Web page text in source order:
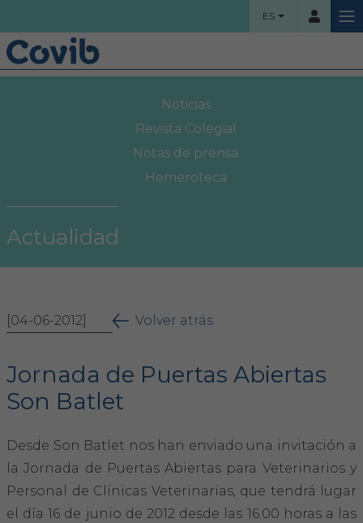
ES
HOME
Comisiones asesoras
Área Colegial
FORMACIÓN
Formación COVIB
Formaciones de otras entidades
Noticias
Revista Colegial
Notas de prensa
Hemeroteca
Actualidad
[04-06-2012] Volver atrás
Jornada de Puertas Abiertas
Son Batlet
Desde Son Batlet nos han enviado una invitación a
la Jornada de Puertas Abiertas para Veterinarios y
Personal de Clínicas Veterinarias, que tendrá lugar
el día 16 de junio de 2012 desde las 16.00 horas a las